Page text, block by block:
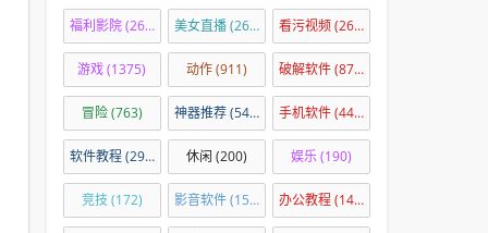
福利影院(2690) 美女直播(2690) 看污视频(2655)
游戏(1375) 动作(911) 破解软件(876)
冒险(763) 神器推荐(540) 手机软件(449)
软件教程(294) 休闲 (200) 娱乐(190)
竞技 (172) 影音软件(150) 办公教程(144)